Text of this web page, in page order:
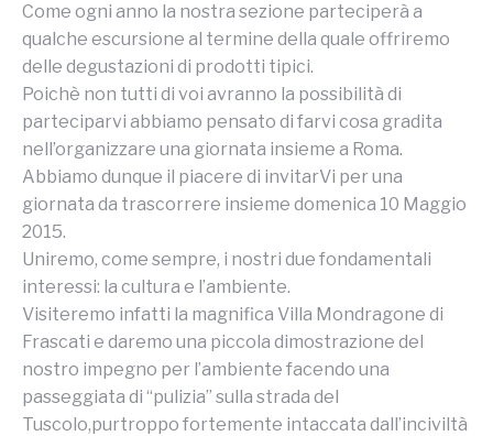
Come ogni anno la nostra sezione parteciperà a
qualche escursione al termine della quale offriremo
delle degustazioni di prodotti tipici.
Poichè non tutti di voi avranno la possibilità di
parteciparvi abbiamo pensato di farvi cosa gradita
nell’organizzare una giornata insieme a Roma.
Abbiamo dunque il piacere di invitarVi per una
giornata da trascorrere insieme domenica 10 Maggio
2015.
Uniremo, come sempre, i nostri due fondamentali
interessi: la cultura e l’ambiente.
Visiteremo infatti la magnifica Villa Mondragone di
Frascati e daremo una piccola dimostrazione del
nostro impegno per l’ambiente facendo una
passeggiata di “pulizia” sulla strada del
Tuscolo,purtroppo fortemente intaccata dall’inciviltà